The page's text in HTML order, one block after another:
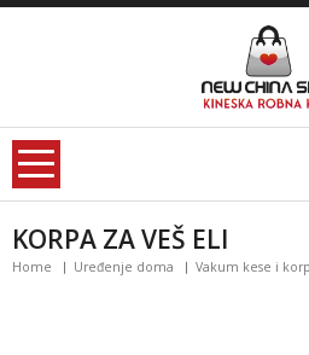
KORPA ZA VEŠ ELI
Home Uređenje doma Vakum kese i